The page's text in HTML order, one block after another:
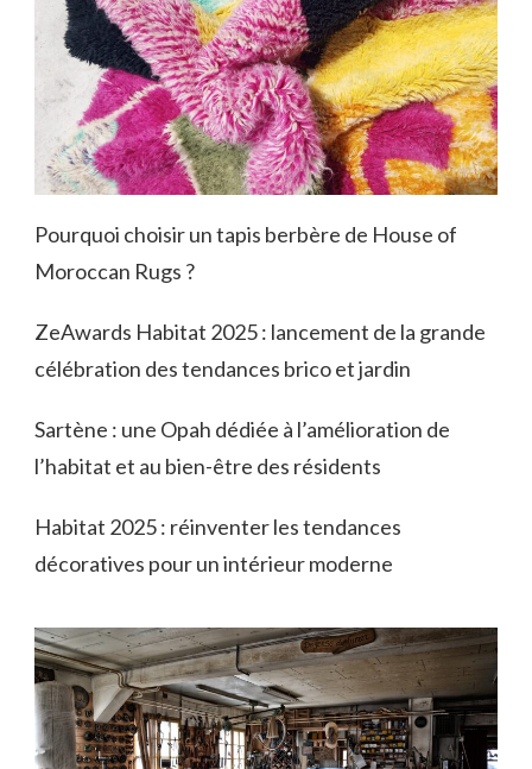
Pourquoi choisir un tapis berbère de House of
Moroccan Rugs ?
ZeAwards Habitat 2025 : lancement de la grande
célébration des tendances brico et jardin
Sartène : une Opah dédiée à l’amélioration de
l’habitat et au bien-être des résidents
Habitat 2025 : réinventer les tendances
décoratives pour un intérieur moderne